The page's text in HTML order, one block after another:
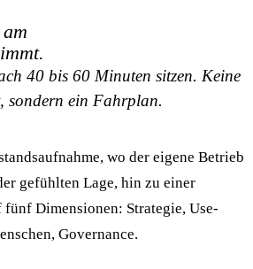
am
40 bis 60 Minuten sitzen. Keine
sondern ein Fahrplan.
wo der eigene Betrieb
gefühlten Lage, hin zu einer
fünf Dimensionen: Strategie, Use-
Governance.